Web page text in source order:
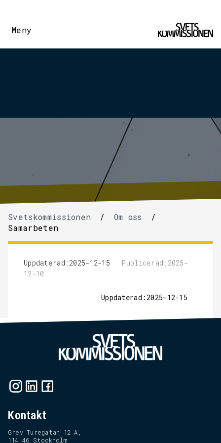
Meny
Svetskommissionen / Om oss
/
Samarbeten
Uppdaterad:2025-12-15
Publicerad:2025-
12-10
Uppdaterad:2025-12-15
Kontakt
Grev Turegatan 12 A,
114 46 Stockholm